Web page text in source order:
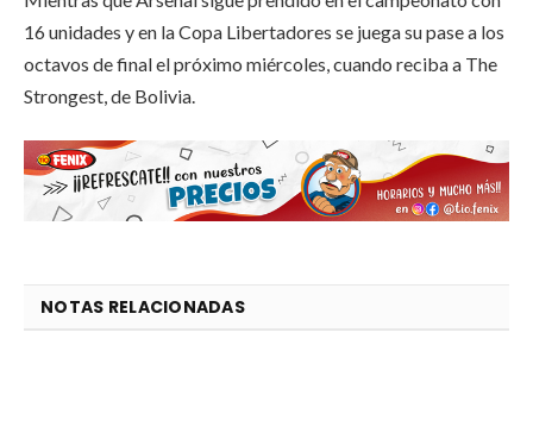
16 unidades y en la Copa Libertadores se juega su pase a los
octavos de final el próximo miércoles, cuando reciba a The
Strongest, de Bolivia.
NOTAS RELACIONADAS